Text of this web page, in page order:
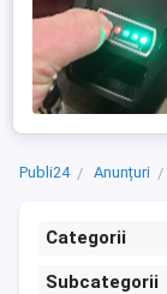
Publi24 Anunțuri
Categorii
Subcategorii